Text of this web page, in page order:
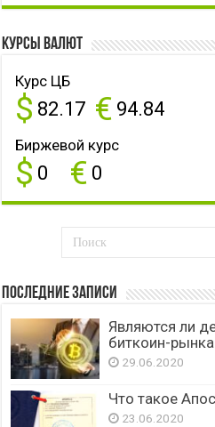
Курсы валют
Курс ЦБ
$ 82.17 € 94.84
Биржевой курс
$ 0 € 0
Последние записи
Являются ли
биткоин-рынка
29.06.2020
Что такое
23.06.2020